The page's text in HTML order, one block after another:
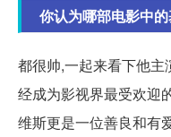
你认为哪部电影中
都很帅,一起来看下他主
经成为影视界最受欢迎
维斯更是一位善良和有